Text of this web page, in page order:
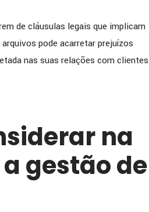
de cláusulas legais que implicam
pode acarretar prejuízos
nas suas relações com clientes
na
gestão de